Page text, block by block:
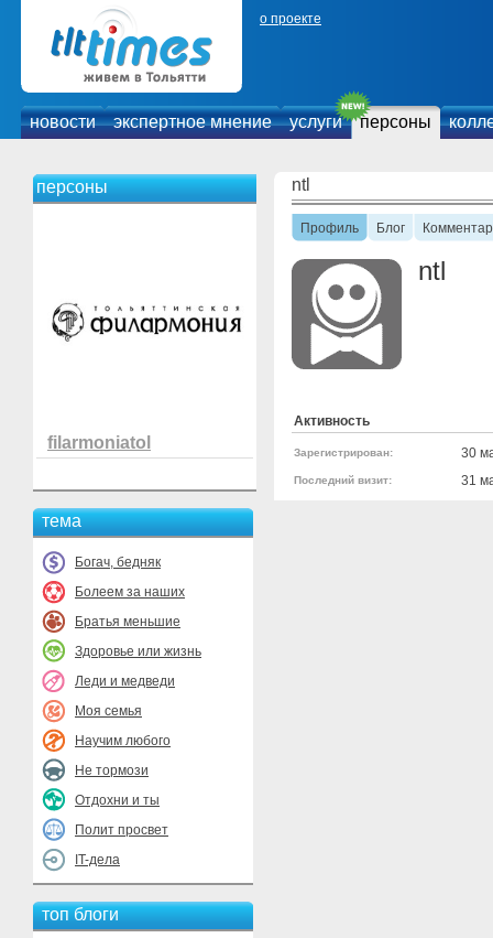
о проекте
новости экспертное мнение услуги персоны
персоны
filarmoniatol
тема
Богач, бедняк
Болеем за наших
Братья меньшие
Здоровье или жизнь
Леди и медведи
Моя семья
Научим любого
Не тормози
Отдохни и ты
Полит просвет
IT-дела
топ блоги
ntl
Профиль Блог
ntl
Активность
Зарегистрирован: 30
Последний визит: 31